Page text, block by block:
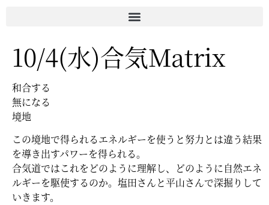
10/4(水)合気Matrix
和合する
無になる
境地
この境地で得られるエネルギーを使うと努力とは違う結果
を導き出すパワーを得られる。
合気道ではこれをどのように理解し、どのように自然エネ
ルギーを駆使するのか。塩田さんと平山さんで深掘りして
いきます。